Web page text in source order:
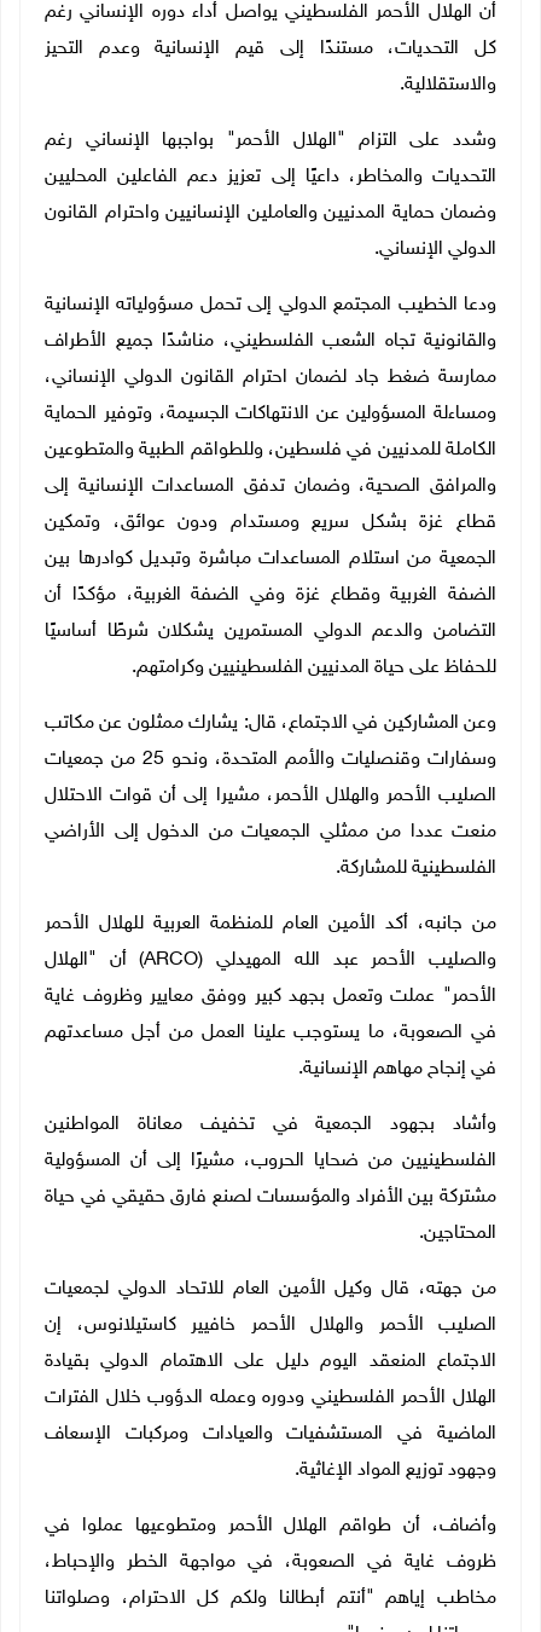
أن الهلال الأحمر الفلسطيني يواصل أداء دوره الإنساني رغم
كل التحديات، مستندًا إلى قيم الإنسانية وعدم التحيز
والاستقلالية.
وشدد على التزام "الهلال الأحمر" بواجبها الإنساني رغم
التحديات والمخاطر، داعيًا إلى تعزيز دعم الفاعلين المحليين
وضمان حماية المدنيين والعاملين الإنسانيين واحترام القانون
الدولي الإنساني.
ودعا الخطيب المجتمع الدولي إلى تحمل مسؤولياته الإنسانية
والقانونية تجاه الشعب الفلسطيني، مناشدًا جميع الأطراف
ممارسة ضغط جاد لضمان احترام القانون الدولي الإنساني،
ومساءلة المسؤولين عن الانتهاكات الجسيمة، وتوفير الحماية
الكاملة للمدنيين في فلسطين، وللطواقم الطبية والمتطوعين
والمرافق الصحية، وضمان تدفق المساعدات الإنسانية إلى
قطاع غزة بشكل سريع ومستدام ودون عوائق، وتمكين
الجمعية من استلام المساعدات مباشرة وتبديل كوادرها بين
الضفة الغربية وقطاع غزة وفي الضفة الغربية، مؤكدًا أن
التضامن والدعم الدولي المستمرين يشكلان شرطًا أساسيًا
للحفاظ على حياة المدنيين الفلسطينيين وكرامتهم.
وعن المشاركين في الاجتماع، قال: يشارك ممثلون عن مكاتب
وسفارات وقنصليات والأمم المتحدة، ونحو 25 من جمعيات
الصليب الأحمر والهلال الأحمر، مشيرا إلى أن قوات الاحتلال
منعت عددا من ممثلي الجمعيات من الدخول إلى الأراضي
الفلسطينية للمشاركة.
من جانبه، أكد الأمين العام للمنظمة العربية للهلال الأحمر
والصليب الأحمر عبد الله المهيدلي (ARCO) أن "الهلال
الأحمر" عملت وتعمل بجهد كبير ووفق معايير وظروف غاية
في الصعوبة، ما يستوجب علينا العمل من أجل مساعدتهم
في إنجاح مهاهم الإنسانية.
وأشاد بجهود الجمعية في تخفيف معاناة المواطنين
الفلسطينيين من ضحايا الحروب، مشيرًا إلى أن المسؤولية
مشتركة بين الأفراد والمؤسسات لصنع فارق حقيقي في حياة
المحتاجين.
من جهته، قال وكيل الأمين العام للاتحاد الدولي لجمعيات
الصليب الأحمر والهلال الأحمر خافيير كاستيلانوس، إن
الاجتماع المنعقد اليوم دليل على الاهتمام الدولي بقيادة
الهلال الأحمر الفلسطيني ودوره وعمله الدؤوب خلال الفترات
الماضية في المستشفيات والعيادات ومركبات الإسعاف
وجهود توزيع المواد الإغاثية.
وأضاف، أن طواقم الهلال الأحمر ومتطوعيها عملوا في
ظروف غاية في الصعوبة، في مواجهة الخطر والإحباط،
مخاطب إياهم "أنتم أبطالنا ولكم كل الاحترام، وصلواتنا